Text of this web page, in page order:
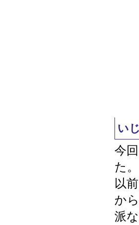
い
今
た。
以
か
派